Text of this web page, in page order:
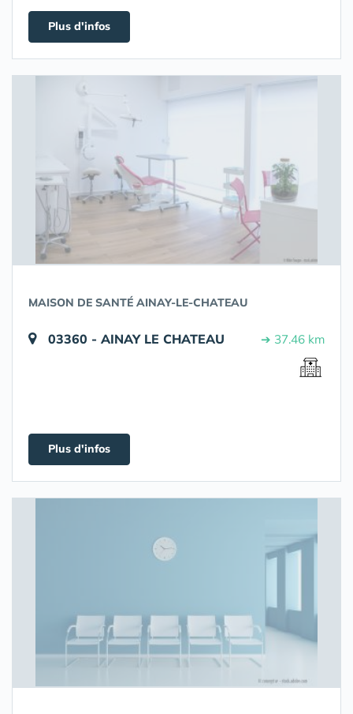
Plus d'infos
MAISON DE SANTÉ AINAY-LE-CHATEAU
03360 - AINAY LE CHATEAU ➔ 37.46 km
Plus d'infos